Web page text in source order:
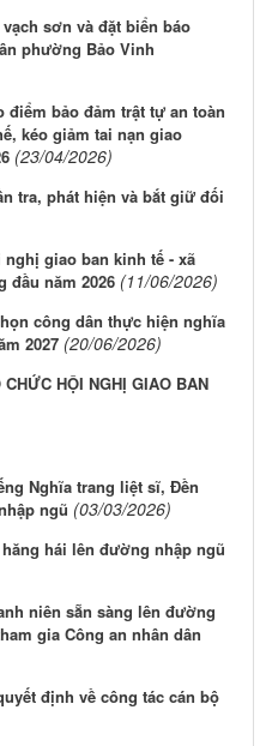
sơn và đặt biển báo
phường Bảo Vinh
điểm bảo đảm trật tự an toàn
kéo giảm tai nạn giao
(23/04/2026)
tra, phát hiện và bắt giữ đối
giao ban kinh tế - xã
đầu năm 2026 (11/06/2026)
công dân thực hiện nghĩa
2027 (20/06/2026)
HỘI NGHỊ GIAO BAN
Nghĩa trang liệt sĩ, Đền
ngũ (03/03/2026)
hái lên đường nhập ngũ
niên sẵn sàng lên đường
gia Công an nhân dân
định về công tác cán bộ